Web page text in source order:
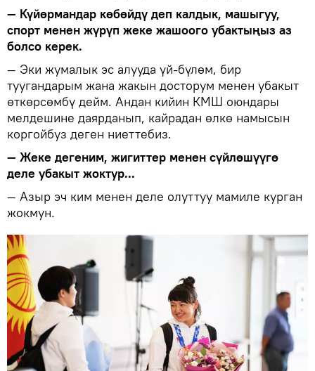
— Күйөрмандар көбөйдү деп калдык, машыгуу,
спорт менен жүрүп жеке жашоого убактыңыз аз
болсо керек.
— Эки жумалык эс алууда үй-бүлөм, бир
туугандарым жана жакын досторум менен убакыт
өткөрсөмбү дейм. Андан кийин КМШ оюндары
мелдешине даярданып, кайрадан өлкө намысын
коргойбуз деген ниеттебиз.
— Жеке дегеним, жигиттер менен сүйлөшүүгө
деле убакыт жоктур...
— Азыр эч ким менен деле олуттуу мамиле курган
жокмун.